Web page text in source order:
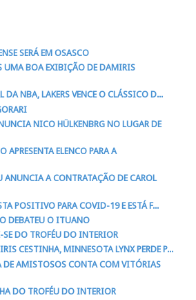
SERÁ EM OSASCO
UMA BOA EXIBIÇÃO DE DAMIRIS
DA NBA, LAKERS VENCE O CLÁSSICO D...
NICO HÜLKENBRG NO LUGAR DE
APRESENTA ELENCO PARA A
ANUNCIA A CONTRATAÇÃO DE CAROL
POSITIVO PARA COVID-19 E ESTÁ F...
DEBATEU O ITUANO
SE DO TROFÉU DO INTERIOR
CESTINHA, MINNESOTA LYNX PERDE P...
AMISTOSOS CONTA COM VITÓRIAS
DO TROFÉU DO INTERIOR